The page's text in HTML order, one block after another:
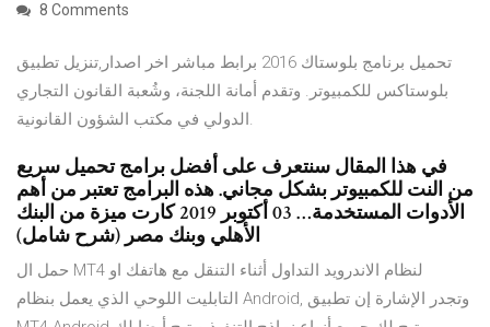
8 Comments
تحميل برنامج بلوستاك 2016 برابط مباشر اخر اصدار,تنزيل تطبيق
بلوستاكس للكمبيوتر. وتقدم أمانة اللجنة، وشُعبة القانون التجاري
الدولي في مكتب الشؤون القانونية.
في هذا المقال سنتعرف على أفضل برامج تحميل سريع
من النت للكمبيوتر بشكل مجاني. هذه البرامج تعتبر من أهم
الأدوات المستخدمة… 03 أكتوبر 2019 كارت ميزة من البنك
الأهلي وبنك مصر (شرح شامل)
حمل ال MT4 لنظام الاندرويد التداول أثناء التنقل مع هاتفك او
التابليت اللوحي الذي يعمل بنظام Android, وتجدر الإشارة إن تطبيق